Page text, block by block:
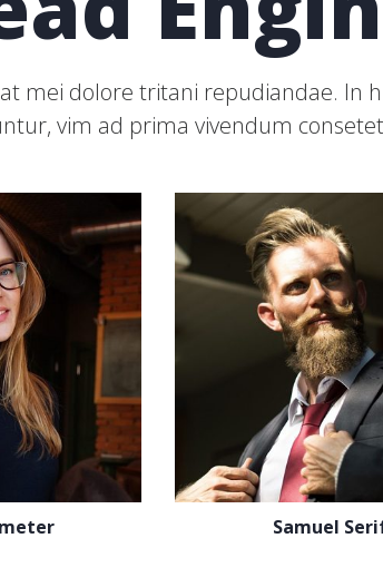
mei dolore tritani repudiandae. In
vim ad prima vivendum
Samuel